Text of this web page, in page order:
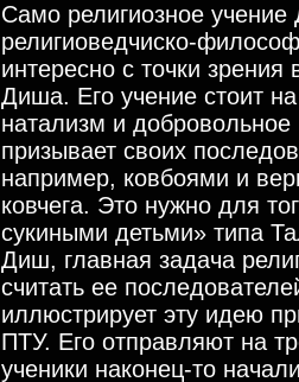
Cамо религиозное
религиоведчиско-
интересно с точки зрения
Диша. Его учение стоит
натализм и
призывает своих
например, ковбоями и
ковчега. Это нужно для
сукиными детьми» типа
Диш, главная задача
считать ее
иллюстрирует эту идею
ПТУ. Его отправляют на
ученики наконец-то